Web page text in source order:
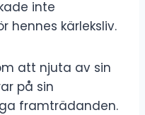
inte
hennes kärleksliv.
att njuta av sin
på sin
framträdanden.